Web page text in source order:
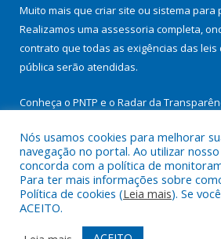
Muito mais que criar site ou sistema para
Realizamos uma assessoria completa,
contrato que todas as exigências das leis
pública serão atendidas.
Conheça o PNTP e o Radar da
Todos os direitos reservados a
Cachoeira do Arari.
Nós usamos cookies para melhorar
navegação no portal. Ao utilizar
concorda com a política de
Para ter mais informações sobre
Política de cookies (Leia mais). Se
ACEITO.